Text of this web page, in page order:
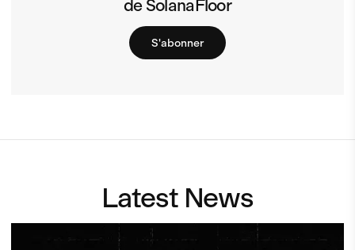
de SolanaFloor
S'abonner
Latest News